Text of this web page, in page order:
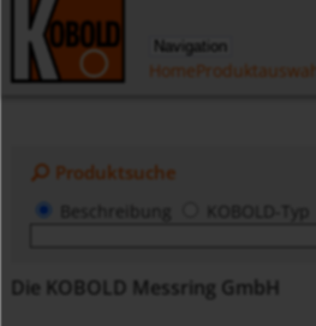
Navigation
HomeProduktauswahl
Produktsuche
KOBOLD-Typ
Die KOBOLD Messring GmbH